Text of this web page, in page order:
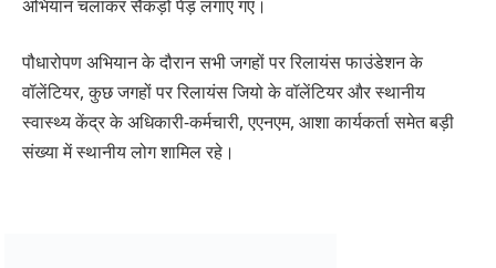
अभियान चलाकर सैकड़ों पेड़ लगाए गए।
पौधारोपण अभियान के दौरान सभी जगहों पर रिलायंस फाउंडेशन के
वॉलेंटियर, कुछ जगहों पर रिलायंस जियो के वॉलेंटियर और स्थानीय
स्वास्थ्य केंद्र के अधिकारी-कर्मचारी, एएनएम, आशा कार्यकर्ता समेत बड़ी
संख्या में स्थानीय लोग शामिल रहे।